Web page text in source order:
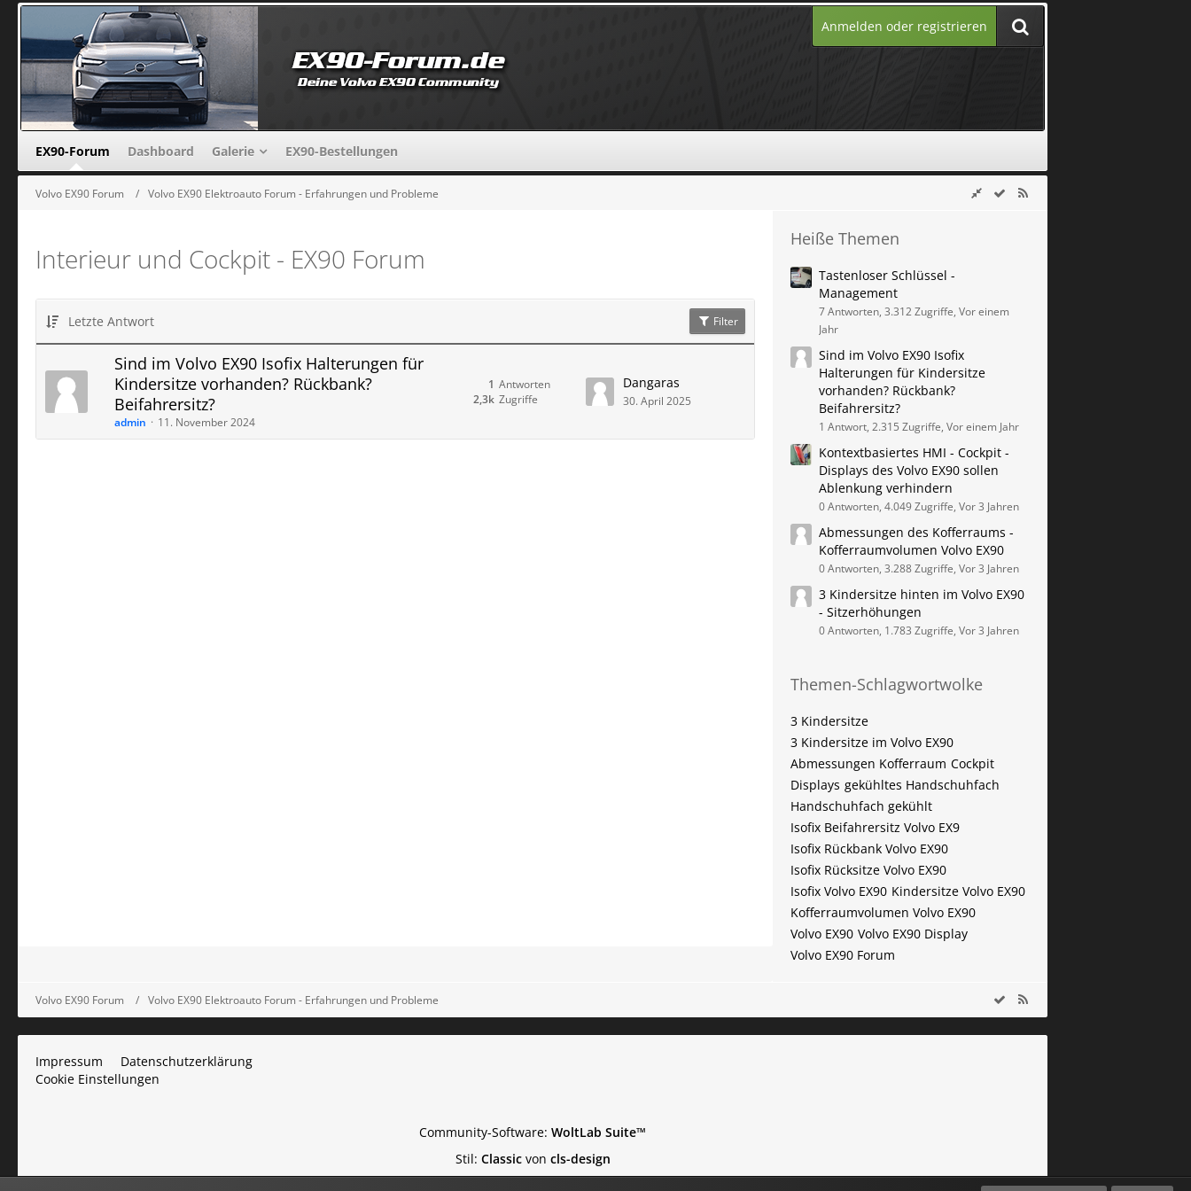
Anmelden oder registrieren
EX90-Forum Dashboard Galerie EX90-Bestellungen
Volvo EX90 Forum Volvo EX90 Elektroauto Forum - Erfahrungen und Probleme
Interieur und Cockpit - EX90 Forum
Letzte Antwort Filter
Sind im Volvo EX90 Isofix Halterungen für
Kindersitze vorhanden? Rückbank?
Beifahrersitz?
admin 11. November 2024
Antworten
1
Zugriffe
2,3k
Dangaras
30. April 2025
Heiße Themen
Tastenloser Schlüssel -
Management
7 Antworten, 3.312 Zugriffe, Vor einem
Jahr
Sind im Volvo EX90 Isofix
Halterungen für Kindersitze
vorhanden? Rückbank?
Beifahrersitz?
1 Antwort, 2.315 Zugriffe, Vor einem Jahr
Kontextbasiertes HMI - Cockpit -
Displays des Volvo EX90 sollen
Ablenkung verhindern
0 Antworten, 4.049 Zugriffe, Vor 3 Jahren
Abmessungen des Kofferraums -
Kofferraumvolumen Volvo EX90
0 Antworten, 3.288 Zugriffe, Vor 3 Jahren
3 Kindersitze hinten im Volvo EX90
- Sitzerhöhungen
0 Antworten, 1.783 Zugriffe, Vor 3 Jahren
Themen-Schlagwortwolke
3 Kindersitze
3 Kindersitze im Volvo EX90
Abmessungen Kofferraum Cockpit
Displays gekühltes Handschuhfach
Handschuhfach gekühlt
Isofix Beifahrersitz Volvo EX9
Isofix Rückbank Volvo EX90
Isofix Rücksitze Volvo EX90
Isofix Volvo EX90 Kindersitze Volvo EX90
Kofferraumvolumen Volvo EX90
Volvo EX90 Volvo EX90 Display
Volvo EX90 Forum
Volvo EX90 Forum Volvo EX90 Elektroauto Forum - Erfahrungen und Probleme
Impressum
Datenschutzerklärung
Cookie Einstellungen
Community-Software: WoltLab Suite™
Stil: Classicvon cls-design